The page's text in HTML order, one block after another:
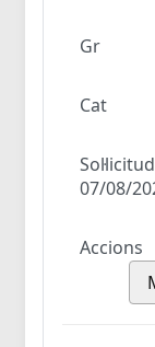
Gr
Cat
Sol·licitud
07/08/
Accions